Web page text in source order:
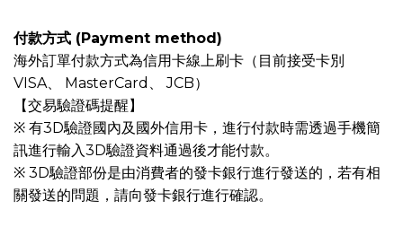
付款方式 (Payment method)
海外訂單付款方式為信用卡線上刷卡（目前接受卡別
VISA、 MasterCard、 JCB）
【交易驗證碼提醒】
※ 有3D驗證國內及國外信用卡，進行付款時需透過手機簡
訊進行輸入3D驗證資料通過後才能付款。
※ 3D驗證部份是由消費者的發卡銀行進行發送的，若有相
關發送的問題，請向發卡銀行進行確認。